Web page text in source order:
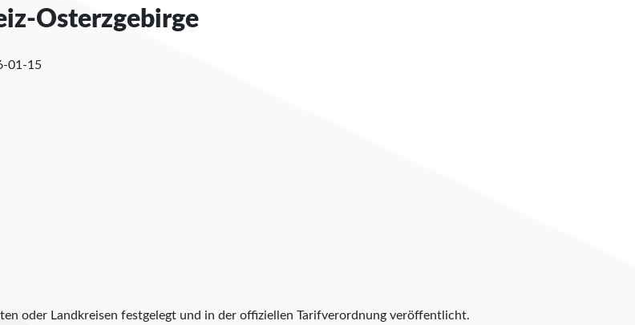
Osterzgebirge
01-15
oder Landkreisen festgelegt und in der offiziellen Tarifverordnung veröffentlicht.